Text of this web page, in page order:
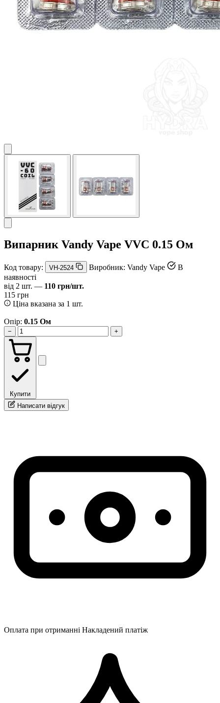
Випарник Vandy Vape VVC 0.15 Ом
Код товару: VH-2524 Виробник: Vandy Vape
В
наявності
від 2 шт. — 110 грн/шт.
115 грн
Ціна вказана за 1 шт.
Опір: 0.15 Ом
− +
Купити
Написати відгук
Оплата при отриманні Накладений платіж